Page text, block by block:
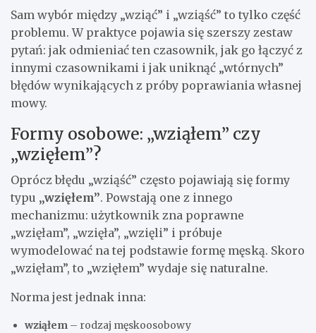
Sam wybór między „wziąć” i „wziąść” to tylko część
problemu. W praktyce pojawia się szerszy zestaw
pytań: jak odmieniać ten czasownik, jak go łączyć z
innymi czasownikami i jak uniknąć „wtórnych”
błędów wynikających z próby poprawiania własnej
mowy.
Formy osobowe: „wziąłem” czy
„wzięłem”?
Oprócz błędu „wziąść” często pojawiają się formy
typu „wzięłem”. Powstają one z innego
mechanizmu: użytkownik zna poprawne
„wzięłam”, „wzięła”, „wzięli” i próbuje
wymodelować na tej podstawie formę męską. Skoro
„wzięłam”, to „wzięłem” wydaje się naturalne.
Norma jest jednak inna:
wziąłem – rodzaj męskoosobowy